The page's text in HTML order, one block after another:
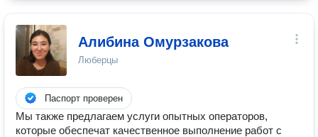
Алибина Омурзакова
Люберцы
Паспорт проверен
Мы также предлагаем услуги опытных операторов,
которые обеспечат качественное выполнение работ с